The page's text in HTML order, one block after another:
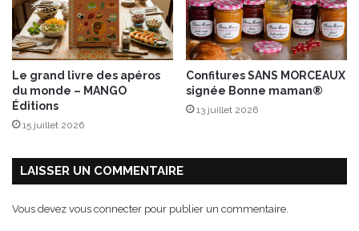
Le grand livre des apéros
du monde – MANGO
Éditions
15 juillet 2026
Confitures SANS MORCEAUX
signée Bonne maman®
13 juillet 2026
LAISSER UN COMMENTAIRE
Vous devez vous connecter pour publier un commentaire.